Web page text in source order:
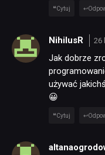
Cytuj
NihilusR 26
Jak dobrze
używać
😀
Cytuj